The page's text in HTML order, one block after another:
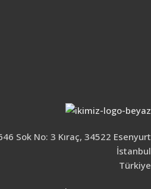
Sok No: 3 Kıraç, 34522 Esenyurt
İstanbul
Türkiye